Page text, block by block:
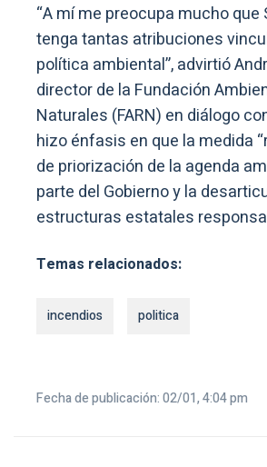
“A mí me preocupa mucho que
tenga tantas atribuciones
política ambiental”, advirtió
director de la Fundación
Naturales (FARN) en diálogo
hizo énfasis en que la medida
de priorización de la agenda
parte del Gobierno y la
estructuras estatales
Temas relacionados:
incendios politica
Fecha de publicación: 02/01, 4:04 pm